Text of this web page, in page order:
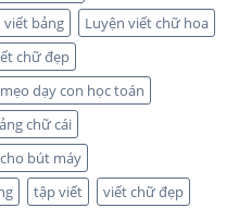
viết bảng
Luyện viết chữ hoa
chữ đẹp
mẹo dạy con học toán
chữ cái
bút máy
tập viết viết chữ đẹp